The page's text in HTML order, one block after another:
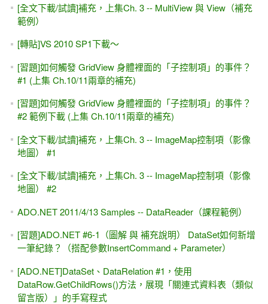
[全文下載/試讀]補充，上集Ch. 3 -- MultiView 與 View（補充
範例）
[轉貼]VS 2010 SP1下載～
[習題]如何觸發 GridView 身體裡面的「子控制項」的事件？
#1 (上集 Ch.10/11兩章的補充)
[習題]如何觸發 GridView 身體裡面的「子控制項」的事件？
#2 範例下載 (上集 Ch.10/11兩章的補充)
[全文下載/試讀]補充，上集Ch. 3 -- ImageMap控制項（影像
地圖） #1
[全文下載/試讀]補充，上集Ch. 3 -- ImageMap控制項（影像
地圖） #2
ADO.NET 2011/4/13 Samples -- DataReader（課程範例）
[習題]ADO.NET #6-1（圖解 與 補充說明） DataSet如何新增
一筆紀錄？（搭配參數InsertCommand + Parameter）
[ADO.NET]DataSet、DataRelation #1，使用
DataRow.GetChildRows()方法，展現「關連式資料表（類似
留言版）」的手寫程式